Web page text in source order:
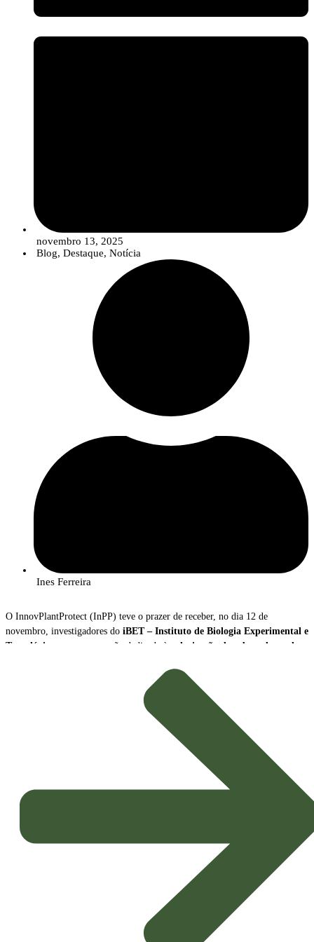
migrar de uma oferta de “produtos” isolados para
qualidade, produtos de síntese convencionais (em doses otimizadas e
novembro 13, 2025
Blog, Destaque, Notícia
Ines Ferreira
O InnovPlantProtect (InPP) teve o prazer de receber, no dia 12 de
novembro, investigadores do iBET – Instituto de Biologia Experimental e
Tecnológica
, para uma sessão dedicada à
valorização de subprodutos da
A sessão contou com a participação de Naiara Fernández
e Líder da Plataforma Tecnológica do iBET, e de
João Baixinho
Doutorando na mesma plataforma. Os investigadores partilharam a missão e
as principais linhas de investigação do centro, dando especial ênfase ao
novos biopesticidas com elevado potencial de
Inovação e Bioeconomia Circular
O foco da apresentação esteve na exploração dos subprodutos da vinicultura,
transformando resíduos em soluções de alto valor acrescentado para a
Os compostos em estudo demonstraram
propriedades promissoras, sendo capazes de
inibir microrganismos
causadores de doenças nas culturas
e de exercer um eficaz
, representando uma alternativa sustentável aos